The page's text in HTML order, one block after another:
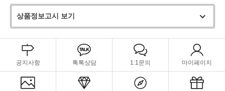
상품정보고시 보기
공지사항 톡톡상담 1:1문의 마이페이지